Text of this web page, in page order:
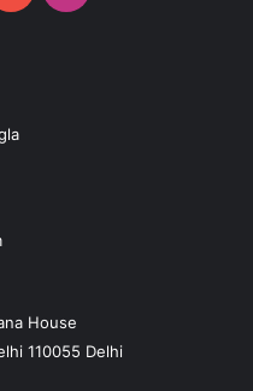
House
110055 Delhi